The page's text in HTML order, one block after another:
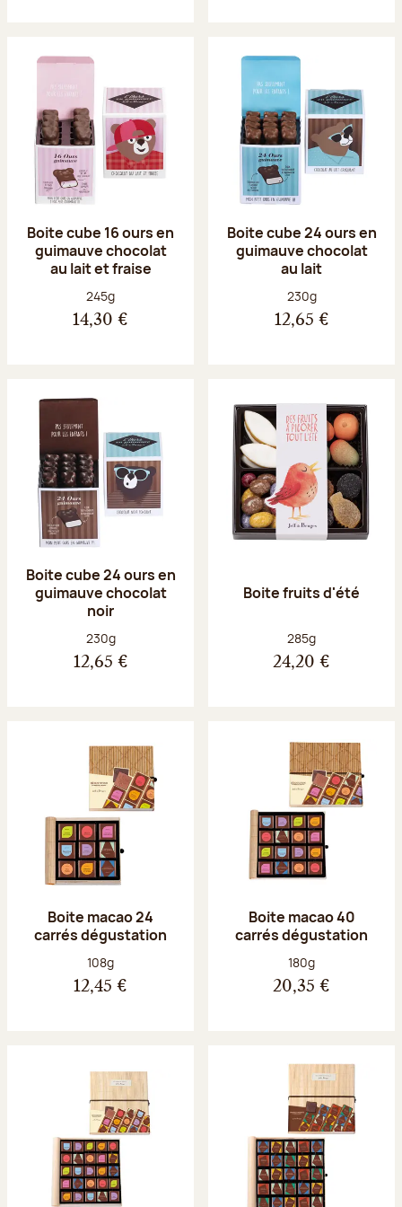
Boite cube 16 ours en
guimauve chocolat
au lait et fraise
Poids net :
245g
14,30 €
Boite cube 24 ours en
guimauve chocolat
au lait
Poids net :
230g
12,65 €
Boite cube 24 ours en
guimauve chocolat
noir
Poids net :
230g
12,65 €
Boite fruits d'été
Poids net :
285g
24,20 €
Boite macao 24
carrés dégustation
Poids net :
108g
12,45 €
Boite macao 40
carrés dégustation
Poids net :
180g
20,35 €